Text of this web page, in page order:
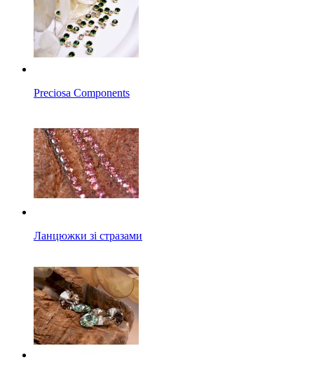
Preciosa Components
Ланцюжки зі стразами